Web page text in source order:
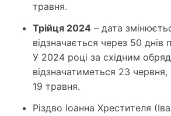
травня.
Трійця 2024 – дата
відзначається через 50 днів
У 2024 році за східним
відзначатиметься 23 червня,
19 травня.
Різдво Іоанна Хрестителя